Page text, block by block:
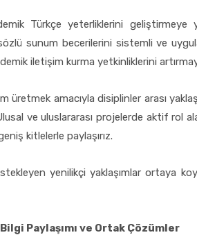
Türkçe yeterliklerini geliştirmeye
sunum becerilerini sistemli ve
iletişim kurma yetkinliklerini
üretmek amacıyla disiplinler arası
ve uluslararası projelerde aktif rol
kitlelerle paylaşırız.
yenilikçi yaklaşımlar ortaya
Bilgi Paylaşımı ve Ortak Çözümler